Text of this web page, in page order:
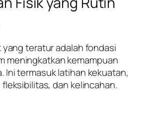
yang teratur adalah fondasi
meningkatkan kemampuan
Ini termasuk latihan kekuatan,
dan kelincahan.